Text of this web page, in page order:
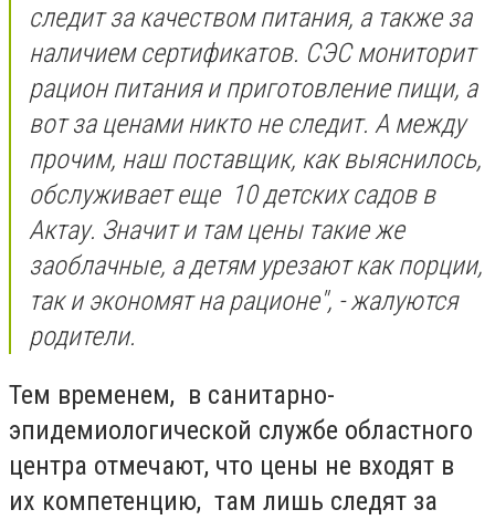
следит за качеством питания, а также за
наличием сертификатов. СЭС мониторит
рацион питания и приготовление пищи, а
вот за ценами никто не следит. А между
прочим, наш поставщик, как выяснилось,
обслуживает еще 10 детских садов в
Актау. Значит и там цены такие же
заоблачные, а детям урезают как порции,
так и экономят на рационе", - жалуются
родители.
Тем временем, в санитарно-
эпидемиологической службе областного
центра отмечают, что цены не входят в
их компетенцию, там лишь следят за